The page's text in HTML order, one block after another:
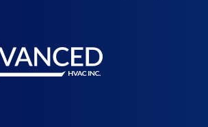
peuvent pas fournir
d’eau chaude
pendant les pannes
technologie des
réservoirs d’eau